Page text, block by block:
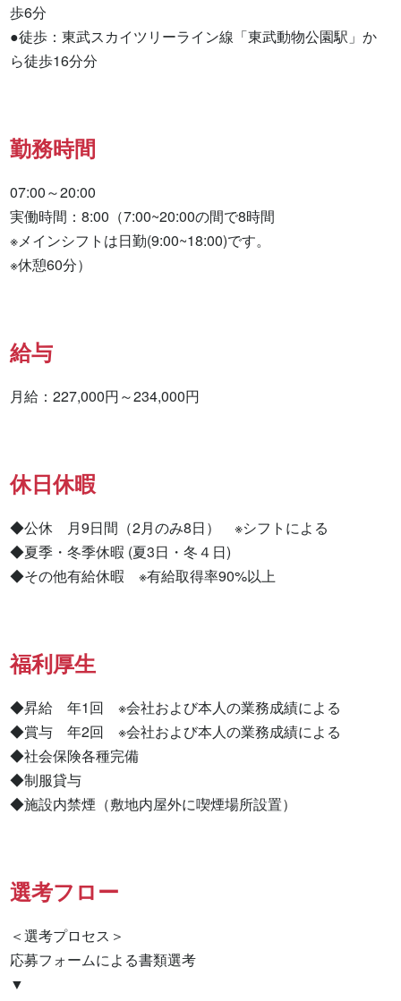
歩6分
●徒歩：東武スカイツリーライン線「東武動物公園駅」か
ら徒歩16分分
勤務時間
07:00～20:00
実働時間：8:00（7:00~20:00の間で8時間
※メインシフトは日勤(9:00~18:00)です。
※休憩60分）
給与
月給：227,000円～234,000円
休日休暇
◆公休　月9日間（2月のみ8日）　※シフトによる
◆夏季・冬季休暇 (夏3日・冬４日)
◆その他有給休暇　※有給取得率90%以上
福利厚生
◆昇給　年1回　※会社および本人の業務成績による
◆賞与　年2回　※会社および本人の業務成績による
◆社会保険各種完備
◆制服貸与
◆施設内禁煙（敷地内屋外に喫煙場所設置）
選考フロー
＜選考プロセス＞
応募フォームによる書類選考
▼